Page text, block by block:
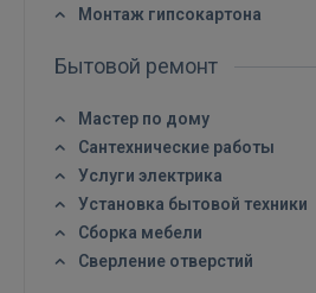
ВОЙТИ
Забыли пароль?
FACEBOOK
Монтаж гипсокартона
Бытовой ремонт
Мастер по дому
Сантехнические работы
Услуги электрика
Установка бытовой техники
Сборка мебели
Сверление отверстий